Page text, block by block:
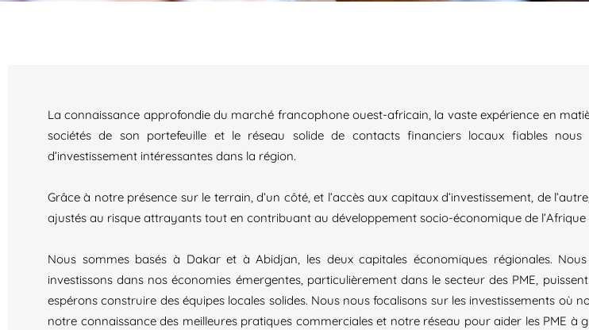
La connaissance approfondie du marché francophone ouest-africain, la vaste expérience en
sociétés de son portefeuille et le réseau solide de contacts financiers locaux fiables
d’investissement intéressantes dans la région.
Grâce à notre présence sur le terrain, d’un côté, et l’accès aux capitaux d’investissement, de
ajustés au risque attrayants tout en contribuant au développement socio-économique de l’Afrique
Nous sommes basés à Dakar et à Abidjan, les deux capitales économiques régionales.
investissons dans nos économies émergentes, particulièrement dans le secteur des PME,
espérons construire des équipes locales solides. Nous nous focalisons sur les investissements où
notre connaissance des meilleures pratiques commerciales et notre réseau pour aider les PME